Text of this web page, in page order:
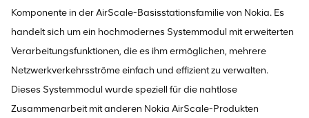
Komponente in der AirScale-Basisstationsfamilie von Nokia. Es
handelt sich um ein hochmodernes Systemmodul mit erweiterten
Verarbeitungsfunktionen, die es ihm ermöglichen, mehrere
Netzwerkverkehrsströme einfach und effizient zu verwalten.
Dieses Systemmodul wurde speziell für die nahtlose
Zusammenarbeit mit anderen Nokia AirScale-Produkten